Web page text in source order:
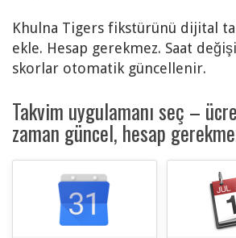
Khulna Tigers fikstürünü dijital
ekle. Hesap gerekmez. Saat
skorlar otomatik güncellenir.
Takvim uygulamanı seç –
zaman güncel, hesap